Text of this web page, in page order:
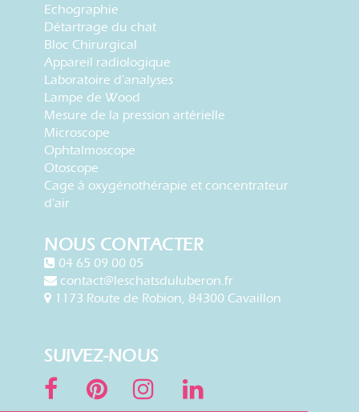
Echographie
Détartrage du chat
Bloc Chirurgical
Appareil radiologique
Laboratoire d'analyses
Lampe de Wood
Mesure de la pression artérielle
Microscope
Ophtalmoscope
Otoscope
Cage à oxygénothérapie et concentrateur
d'air
NOUS CONTACTER
04 65 09 00 05
contact@leschatsduluberon.fr
1173 Route de Robion, 84300 Cavaillon
SUIVEZ-NOUS